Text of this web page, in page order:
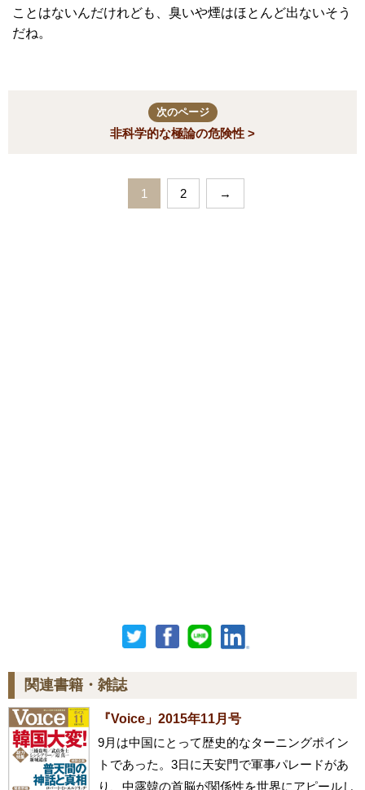
ことはないんだけれども、臭いや煙はほとんど出ないそう
だね。
次のページ
非科学的な極論の危険性 >
1 2 →
関連書籍・雑誌
『Voice」2015年11月号
9月は中国にとって歴史的なターニングポイン
トであった。3日に天安門で軍事パレードがあ
り、中露韓の首脳が関係性を世界にアピールし